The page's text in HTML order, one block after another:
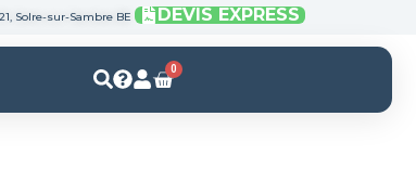
Solre-sur-Sambre BE DEVIS EXPRESS
0
Panier